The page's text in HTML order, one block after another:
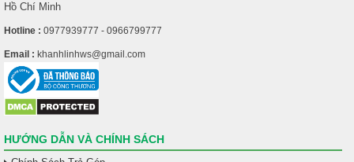
Hồ Chí Minh
Hotline : 0977939777 - 0966799777
Email : khanhlinhws@gmail.com
HƯỚNG DẪN VÀ CHÍNH SÁCH